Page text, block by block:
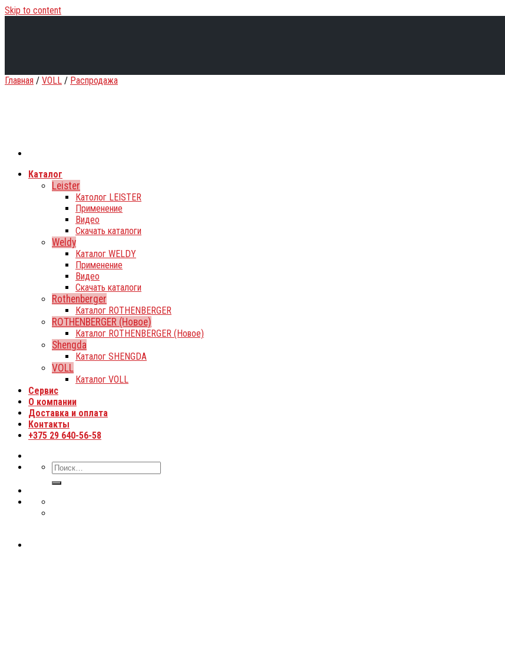
Skip to content
Каталог
Leister
Католог LEISTER
Применение
Видео
Скачать каталоги
Weldy
Каталог WELDY
Применение
Видео
Скачать каталоги
Rothenberger
Каталог ROTHENBERGER
ROTHENBERGER (Новое)
Каталог ROTHENBERGER (Новое)
Shengda
Каталог SHENGDA
VOLL
Каталог VOLL
Сервис
О компании
Доставка и оплата
Контакты
+375 29 640-56-58
Главная / VOLL / Распродажа